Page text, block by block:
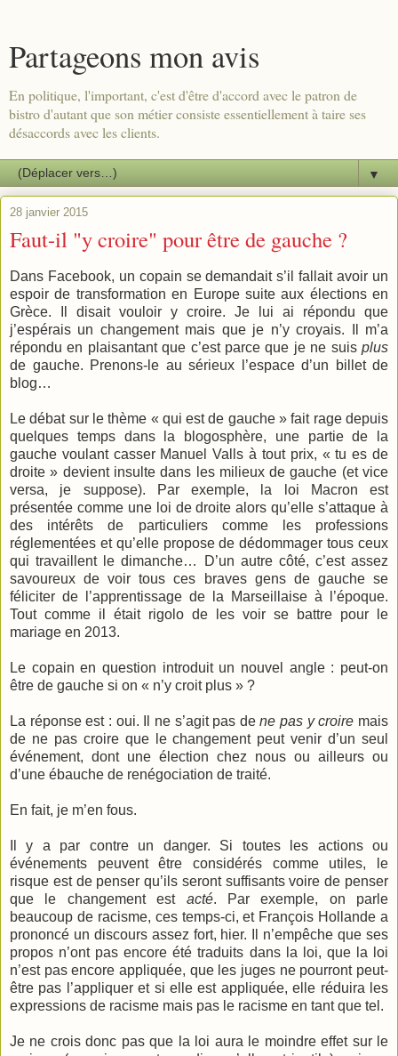
Partageons mon avis
En politique, l'important, c'est d'être d'accord avec le patron de
bistro d'autant que son métier consiste essentiellement à taire ses
désaccords avec les clients.
▼
28 janvier 2015
Faut-il "y croire" pour être de gauche ?
Dans Facebook, un copain se demandait s’il fallait avoir un
espoir de transformation en Europe suite aux élections en
Grèce. Il disait vouloir y croire. Je lui ai répondu que
j’espérais un changement mais que je n’y croyais. Il m’a
répondu en plaisantant que c’est parce que je ne suis plus
de gauche. Prenons-le au sérieux l’espace d’un billet de
blog…
Le débat sur le thème « qui est de gauche » fait rage depuis
quelques temps dans la blogosphère, une partie de la
gauche voulant casser Manuel Valls à tout prix, « tu es de
droite » devient insulte dans les milieux de gauche (et vice
versa, je suppose). Par exemple, la loi Macron est
présentée comme une loi de droite alors qu’elle s’attaque à
des intérêts de particuliers comme les professions
réglementées et qu’elle propose de dédommager tous ceux
qui travaillent le dimanche… D’un autre côté, c’est assez
savoureux de voir tous ces braves gens de gauche se
féliciter de l’apprentissage de la Marseillaise à l’époque.
Tout comme il était rigolo de les voir se battre pour le
mariage en 2013.
Le copain en question introduit un nouvel angle : peut-on
être de gauche si on « n’y croit plus » ?
La réponse est : oui. Il ne s’agit pas dene pas y croire mais
de ne pas croire que le changement peut venir d’un seul
événement, dont une élection chez nous ou ailleurs ou
d’une ébauche de renégociation de traité.
En fait, je m’en fous.
Il y a par contre un danger. Si toutes les actions ou
événements peuvent être considérés comme utiles, le
risque est de penser qu’ils seront suffisants voire de penser
que le changement est acté. Par exemple, on parle
beaucoup de racisme, ces temps-ci, et François Hollande a
prononcé un discours assez fort, hier. Il n’empêche que ses
propos n’ont pas encore été traduits dans la loi, que la loi
n’est pas encore appliquée, que les juges ne pourront peut-
être pas l’appliquer et si elle est appliquée, elle réduira les
expressions de racisme mais pas le racisme en tant que tel.
Je ne crois donc pas que la loi aura le moindre effet sur le